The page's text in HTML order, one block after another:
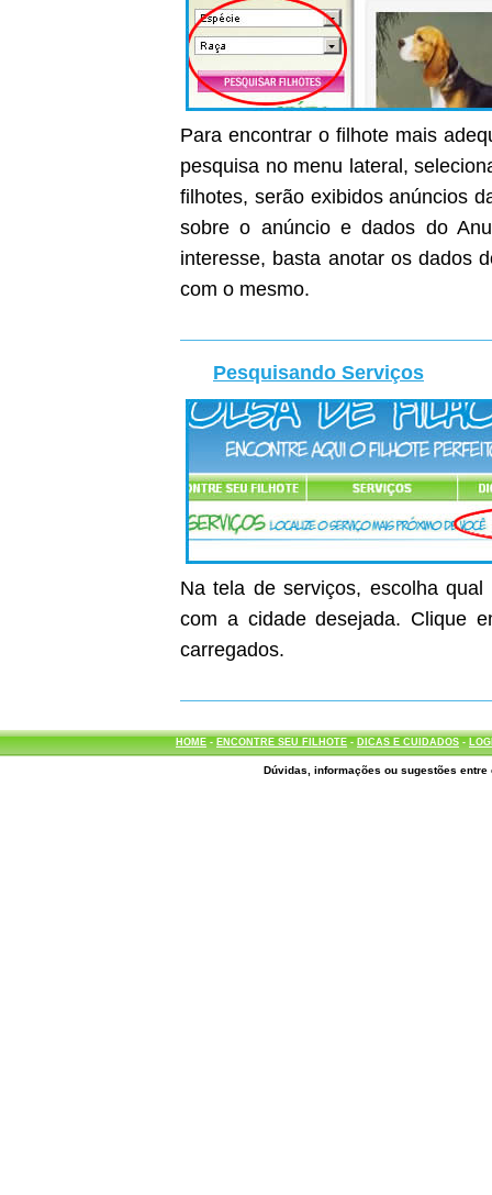
Para encontrar o filhote mais
pesquisa no menu lateral,
filhotes, serão exibidos anúncios
sobre o anúncio e dados do
interesse, basta anotar os dados
com o mesmo.
Pesquisando Serviços
Na tela de serviços, escolha
com a cidade desejada. Clique
carregados.
HOME- ENCONTRE SEU FILHOTE- DICAS E CUIDADOS-
Dúvidas, informações ou sugestões